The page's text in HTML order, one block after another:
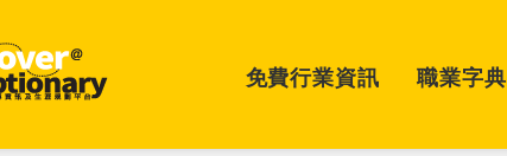
免費行業資訊 職業字典